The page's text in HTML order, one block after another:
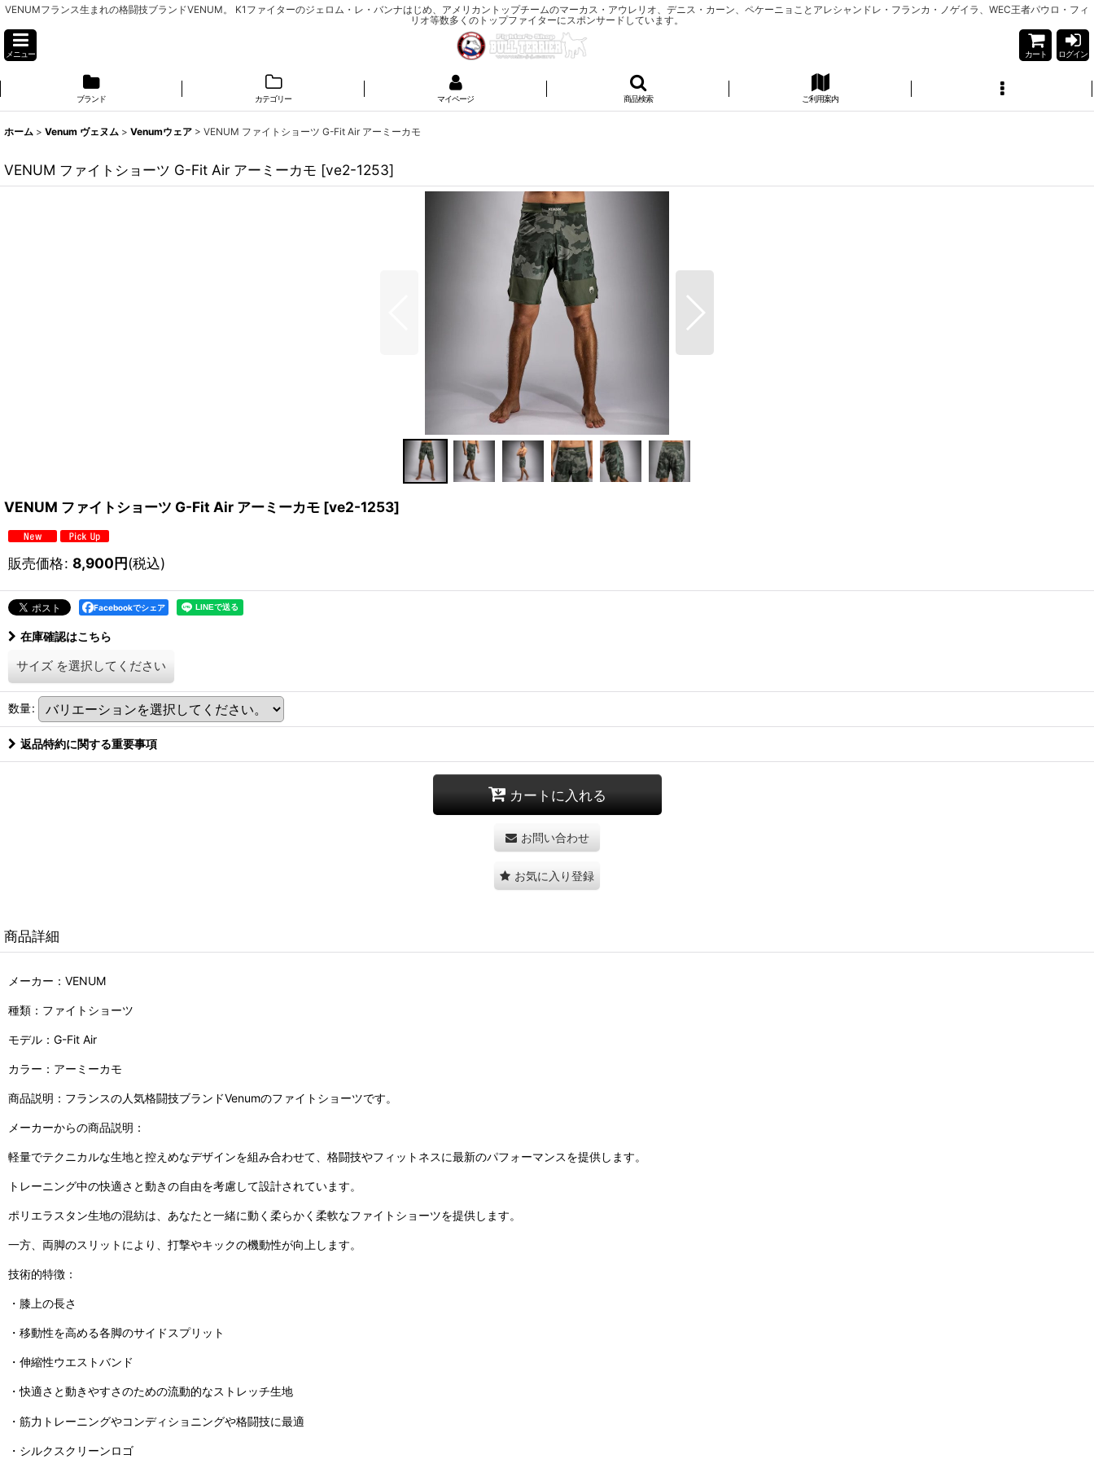
VENUMフランス生まれの格闘技ブランドVENUM。 K1ファイターのジェロム・レ・バンナはじめ、アメリカントップチームのマーカス・アウレリオ、デニス・カーン、ペケーニョことアレシャンドレ・フランカ・ノゲイラ、WEC王者パウロ・フィ
リオ等数多くのトップファイターにスポンサードしています。
メニュー カート ログイン
ブランド カテゴリー マイページ 商品検索 ご利用案内
ホーム > Venum ヴェヌム > Venumウェア > VENUM ファイトショーツ G-Fit Air アーミーカモ
VENUM ファイトショーツ G-Fit Air アーミーカモ [ve2-1253]
VENUM ファイトショーツ G-Fit Air アーミーカモ [ve2-1253]
販売価格: 8,900円(税込)
Facebookでシェア
在庫確認はこちら
サイズ を選択してください
数量:
返品特約に関する重要事項
カートに入れる
お問い合わせ
お気に入り登録
商品詳細
メーカー：VENUM
種類：ファイトショーツ
モデル：G-Fit Air
カラー：アーミーカモ
商品説明：フランスの人気格闘技ブランドVenumのファイトショーツです。
メーカーからの商品説明：
軽量でテクニカルな生地と控えめなデザインを組み合わせて、格闘技やフィットネスに最新のパフォーマンスを提供します。
トレーニング中の快適さと動きの自由を考慮して設計されています。
ポリエラスタン生地の混紡は、あなたと一緒に動く柔らかく柔軟なファイトショーツを提供します。
一方、両脚のスリットにより、打撃やキックの機動性が向上します。
技術的特徴：
・膝上の長さ
・移動性を高める各脚のサイドスプリット
・伸縮性ウエストバンド
・快適さと動きやすさのための流動的なストレッチ生地
・筋力トレーニングやコンディショニングや格闘技に最適
・シルクスクリーンロゴ